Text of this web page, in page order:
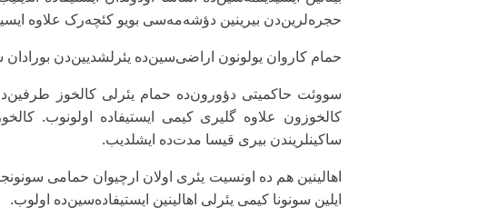
حجره‌لرین‌دن بیرینین دؤشه‌مه‌سی بویو کئچه‌رک علاوه
حمام کاروان یولونون اراضی‌سین‌ده یئرلشدیین‌دن بورادان
سووئت حاکمیتی دؤورون‌ده حمام یئرلی کالخوز
کالخوزون علاوه گلیری کیمی ایستیفاده اولونوب.
ساکینلریندن بیری قیسا مدت‌ده ایشلدیب.
ایلین سونونا کیمی یئرلی اهالینین ایستیفاده‌سین‌ده اولوب.